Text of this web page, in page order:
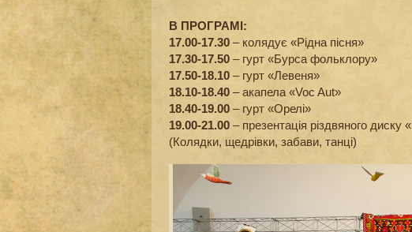
В ПРОГРАМІ:
17.00-17.30 – колядує «Рідна пісня»
17.30-17.50 – гурт «Бурса фольклору»
17.50-18.10 – гурт «Левеня»
18.10-18.40 – акапела «Voc Aut»
18.40-19.00 – гурт «Орелі»
19.00-21.00 – презентація різдвяного диску
(Колядки, щедрівки, забави, танці)